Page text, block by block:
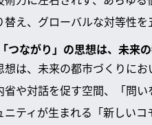
え、グローバルな対等性を
つながり」の思想は、未来
想は、未来の都市づくりに
省や対話を促す空間、「問
ニティが生まれる「新しい